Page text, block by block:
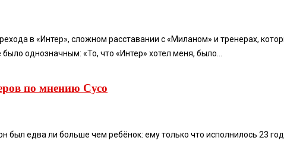
в «Интер», сложном расставании с «Миланом» и тренерах,
однозначным: «То, что «Интер» хотел меня, было...
по мнению Сусо
был едва ли больше чем ребёнок: ему только что исполнилось 23